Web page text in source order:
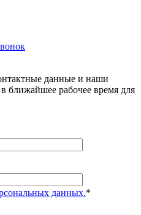
данные и наши
ближайшее рабочее время для
данных.*